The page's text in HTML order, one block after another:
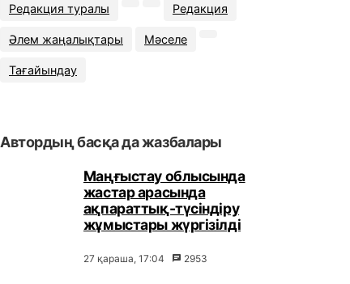
Редакция туралы Редакция
Әлем жаңалықтары Мәселе
Тағайындау
Автордың басқа да жазбалары
Маңғыстау облысында
жастар арасында
ақпараттық-түсіндіру
жұмыстары жүргізілді
27 қараша, 17:04 2953